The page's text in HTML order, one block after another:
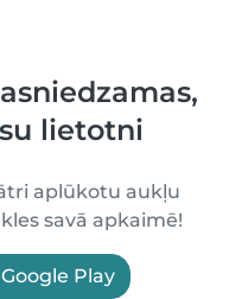
lietotni
aplūkotu aukļu
savā apkaimē!
Google Play